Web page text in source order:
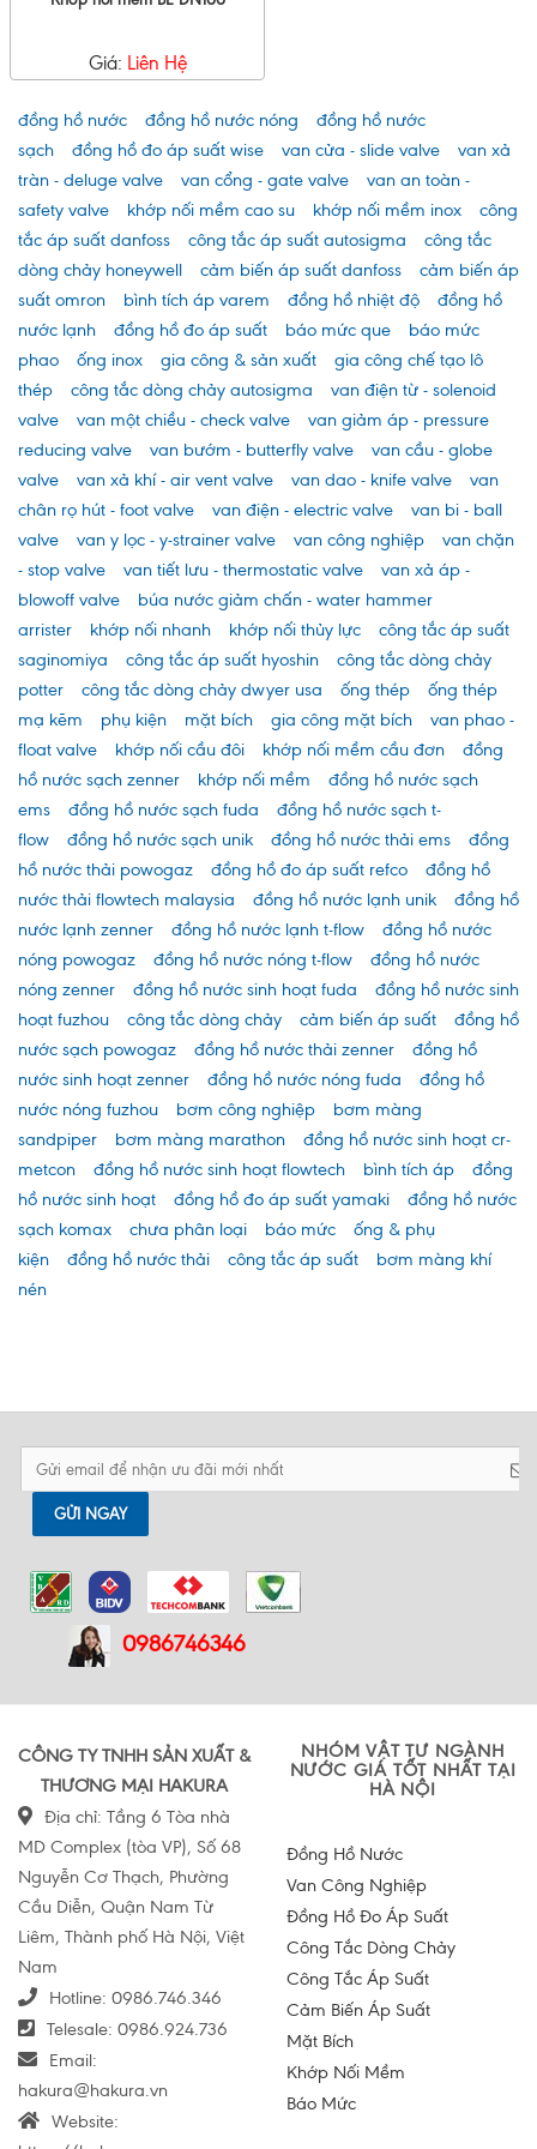
Giá: Liên Hệ
đồng hồ nước đồng hồ nước nóng
đồng hồ nước
sạch
đồng hồ đo áp suất wise van cửa - slide valve
van xả
tràn - deluge valve
van cổng - gate valve
van an toàn -
safety valve
khớp nối mềm cao su khớp nối mềm inox
công
tắc áp suất danfoss
công tắc áp suất autosigma
công tắc
dòng chảy honeywell
cảm biến áp suất danfoss
cảm biến áp
suất omron
bình tích áp varem đồng hồ nhiệt độ
đồng hồ
nước lạnh
đồng hồ đo áp suất báo mức que
báo mức
phao
ống inox gia công & sản xuất
gia công chế tạo lô
thép
công tắc dòng chảy autosigma
van điện từ - solenoid
valve
van một chiều - check valve
van giảm áp - pressure
reducing valve
van bướm - butterfly valve
van cầu - globe
valve
van xả khí - air vent valve van dao - knife valve
van
chân rọ hút - foot valve
van điện - electric valve
van bi - ball
valve
van y lọc - y-strainer valve van công nghiệp
van chặn
- stop valve
van tiết lưu - thermostatic valve
van xả áp -
blowoff valve
búa nước giảm chấn - water hammer
arrister
khớp nối nhanh khớp nối thủy lực
công tắc áp suất
saginomiya
công tắc áp suất hyoshin
công tắc dòng chảy
potter
công tắc dòng chảy dwyer usa ống thép
ống thép
mạ kẽm
phụ kiện mặt bích gia công mặt bích
van phao -
float valve
khớp nối cầu đôi khớp nối mềm cầu đơn
đồng
hồ nước sạch zenner
khớp nối mềm
đồng hồ nước sạch
ems
đồng hồ nước sạch fuda
đồng hồ nước sạch t-
flow
đồng hồ nước sạch unik đồng hồ nước thải ems
đồng
hồ nước thải powogaz
đồng hồ đo áp suất refco
đồng hồ
nước thải flowtech malaysia
đồng hồ nước lạnh unik
đồng hồ
nước lạnh zenner
đồng hồ nước lạnh t-flow
đồng hồ nước
nóng powogaz
đồng hồ nước nóng t-flow
đồng hồ nước
nóng zenner
đồng hồ nước sinh hoạt fuda
đồng hồ nước sinh
hoạt fuzhou
công tắc dòng chảy cảm biến áp suất
đồng hồ
nước sạch powogaz
đồng hồ nước thải zenner
đồng hồ
nước sinh hoạt zenner
đồng hồ nước nóng fuda
đồng hồ
nước nóng fuzhou
bơm công nghiệp
bơm màng
sandpiper
bơm màng marathon
đồng hồ nước sinh hoạt cr-
metcon
đồng hồ nước sinh hoạt flowtech bình tích áp
đồng
hồ nước sinh hoạt
đồng hồ đo áp suất yamaki
đồng hồ nước
sạch komax
chưa phân loại báo mức
ống & phụ
kiện
đồng hồ nước thải công tắc áp suất
bơm màng khí
nén
GỬI NGAY
0986746346
CÔNG TY TNHH SẢN XUẤT &
THƯƠNG MẠI HAKURA
Địa chỉ: Tầng 6 Tòa nhà
MD Complex (tòa VP), Số 68
Nguyễn Cơ Thạch, Phường
Cầu Diễn, Quận Nam Từ
Liêm, Thành phố Hà Nội, Việt
Nam
Hotline: 0986.746.346
Telesale: 0986.924.736
Email:
hakura@hakura.vn
Website:
NHÓM VẬT TƯ NGÀNH
NƯỚC GIÁ TỐT NHẤT TẠI
HÀ NỘI
Đồng Hồ Nước
Van Công Nghiệp
Đồng Hồ Đo Áp Suất
Công Tắc Dòng Chảy
Công Tắc Áp Suất
Cảm Biến Áp Suất
Mặt Bích
Khớp Nối Mềm
Báo Mức